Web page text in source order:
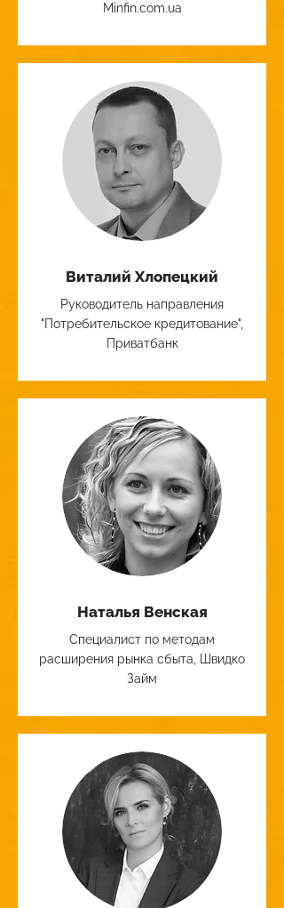
Minfin.com.ua
Виталий Хлопецкий
Руководитель направления
"Потребительское кредитование",
Приватбанк
Наталья Венская
Специалист по методам
расширения рынка сбыта, Швидко
Займ